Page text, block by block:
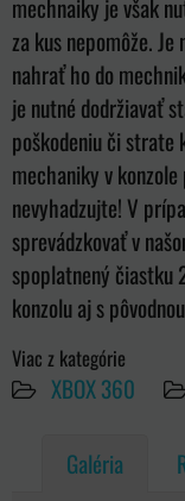
mechnaiky je však
za kus nepomôže.
nahrať ho do
je nutné dodržiavať
poškodeniu či strate
mechaniky v
nevyhadzujte! V
sprevádzkovať v
spoplatnený čiastku
konzolu aj s
Viac z kategórie
XBOX 360
Galéria